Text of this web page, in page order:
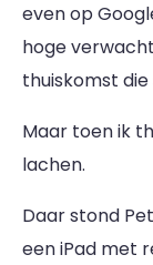
even op
hoge
thuiskomst
Maar toen ik
lachen.
Daar stond
een iPad met